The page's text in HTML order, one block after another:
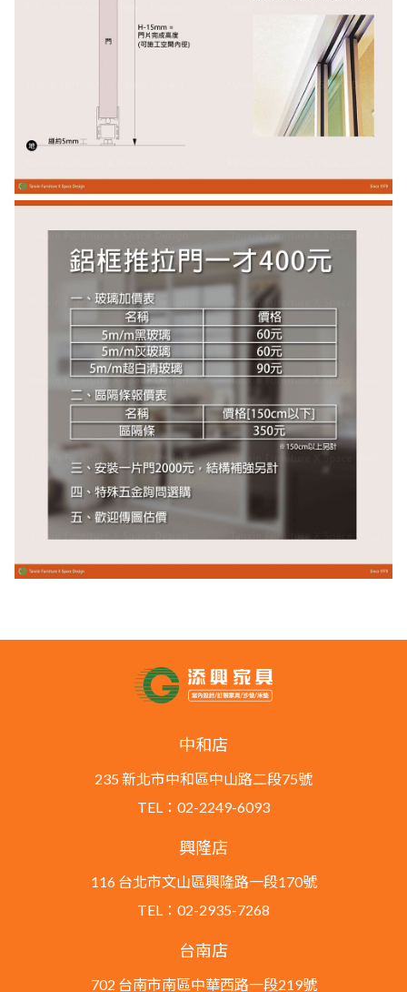
中和店
235 新北市中和區中山路二段75號
TEL：02-2249-6093
興隆店
116 台北市文山區興隆路一段170號
TEL：02-2935-7268
台南店
702 台南市南區中華西路一段219號